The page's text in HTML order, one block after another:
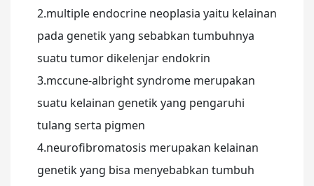
2.multiple endocrine neoplasia yaitu kelainan
pada genetik yang sebabkan tumbuhnya
suatu tumor dikelenjar endokrin
3.mccune-albright syndrome merupakan
suatu kelainan genetik yang pengaruhi
tulang serta pigmen
4.neurofibromatosis merupakan kelainan
genetik yang bisa menyebabkan tumbuh